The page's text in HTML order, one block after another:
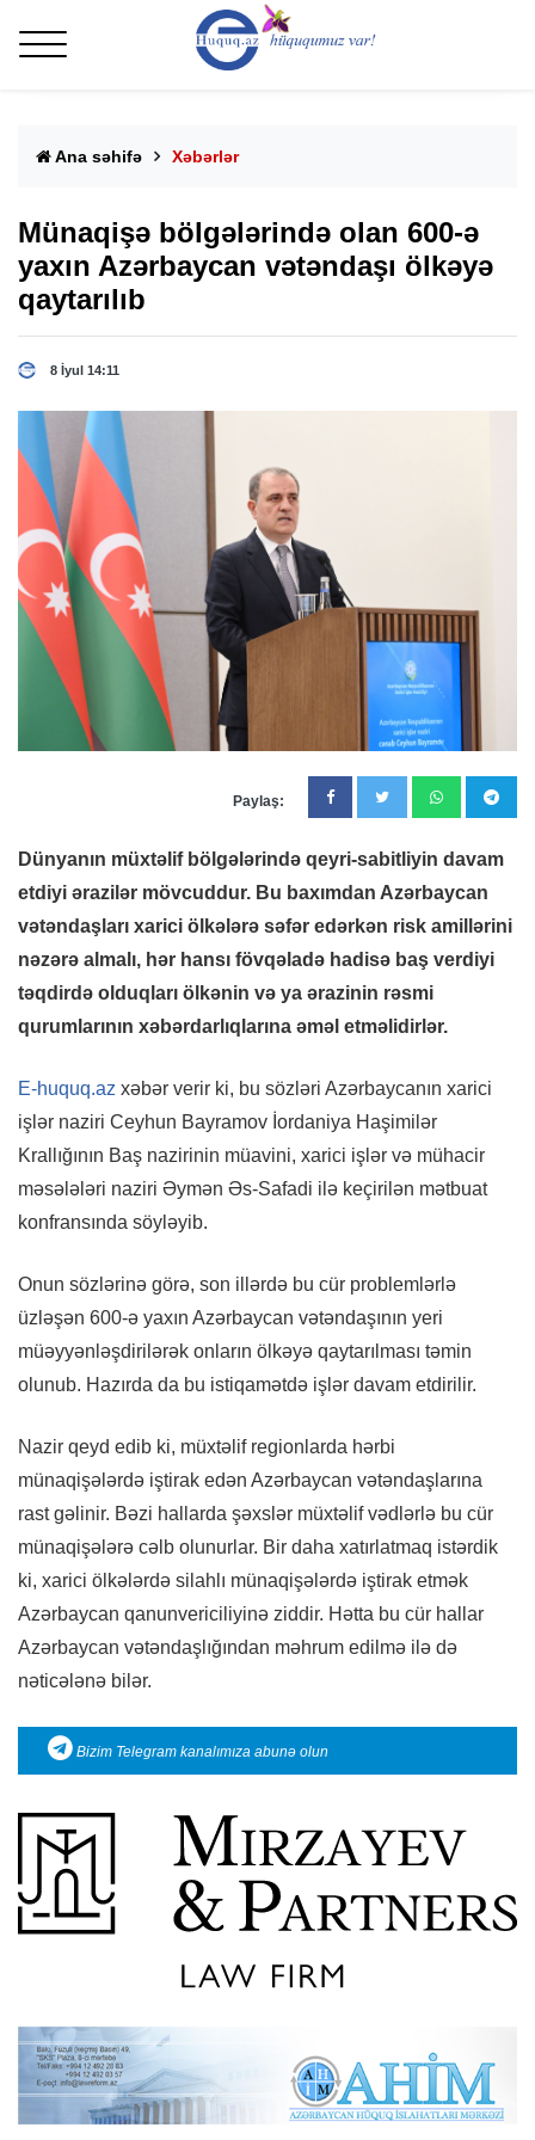
Ana səhifə Xəbərlər
Münaqişə bölgələrində olan 600-ə
yaxın Azərbaycan vətəndaşı ölkəyə
qaytarılıb
8 İyul 14:11
Paylaş:
Dünyanın müxtəlif bölgələrində qeyri-sabitliyin davam
etdiyi ərazilər mövcuddur. Bu baxımdan Azərbaycan
vətəndaşları xarici ölkələrə səfər edərkən risk amillərini
nəzərə almalı, hər hansı fövqəladə hadisə baş verdiyi
təqdirdə olduqları ölkənin və ya ərazinin rəsmi
qurumlarının xəbərdarlıqlarına əməl etməlidirlər.
E-huquq.az xəbər verir ki, bu sözləri Azərbaycanın xarici
işlər naziri Ceyhun Bayramov İordaniya Haşimilər
Krallığının Baş nazirinin müavini, xarici işlər və mühacir
məsələləri naziri Əymən Əs-Safadi ilə keçirilən mətbuat
konfransında söyləyib.
Onun sözlərinə görə, son illərdə bu cür problemlərlə
üzləşən 600-ə yaxın Azərbaycan vətəndaşının yeri
müəyyənləşdirilərək onların ölkəyə qaytarılması təmin
olunub. Hazırda da bu istiqamətdə işlər davam etdirilir.
Nazir qeyd edib ki, müxtəlif regionlarda hərbi
münaqişələrdə iştirak edən Azərbaycan vətəndaşlarına
rast gəlinir. Bəzi hallarda şəxslər müxtəlif vədlərlə bu cür
münaqişələrə cəlb olunurlar. Bir daha xatırlatmaq istərdik
ki, xarici ölkələrdə silahlı münaqişələrdə iştirak etmək
Azərbaycan qanunvericiliyinə ziddir. Hətta bu cür hallar
Azərbaycan vətəndaşlığından məhrum edilmə ilə də
nəticələnə bilər.
Bizim Telegram kanalımıza abunə olun